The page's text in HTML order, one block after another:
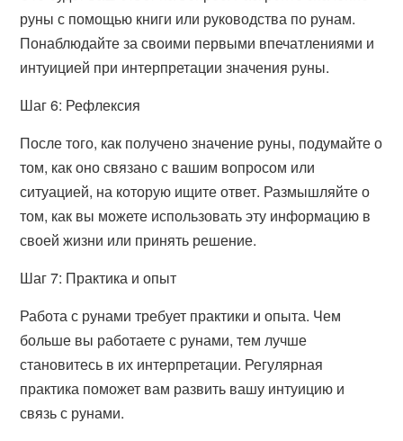
руны с помощью книги или руководства по рунам.
Понаблюдайте за своими первыми впечатлениями и
интуицией при интерпретации значения руны.
Шаг 6: Рефлексия
После того, как получено значение руны, подумайте о
том, как оно связано с вашим вопросом или
ситуацией, на которую ищите ответ. Размышляйте о
том, как вы можете использовать эту информацию в
своей жизни или принять решение.
Шаг 7: Практика и опыт
Работа с рунами требует практики и опыта. Чем
больше вы работаете с рунами, тем лучше
становитесь в их интерпретации. Регулярная
практика поможет вам развить вашу интуицию и
связь с рунами.